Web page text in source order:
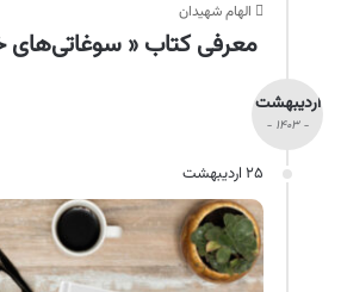
الهام شهیدان
معرفی کتاب « سوغاتی‌های
اردیبهشت
- ۱۴۰۳ -
۲۵ اردیبهشت